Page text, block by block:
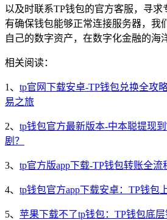
以及时联系TP钱包的官方客服，寻求
有确保钱包能够正常连接服务器，我
自己的数字资产，在数字化金融的海
相关阅读：
1、 tp官网下载安卓-TP钱包兑换全攻
易之旅
2、 tp钱包官方最新版本-中本聪提现
剧？
3、 tp官方版app下载-TP钱包转账全流
4、 tp钱包官方app下载安卓：TP钱包
5、 苹果下载不了tp钱包：TP钱包底